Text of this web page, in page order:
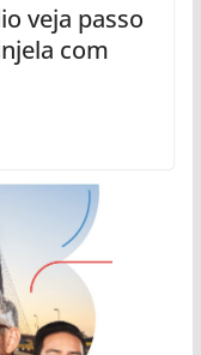
veja passo
com